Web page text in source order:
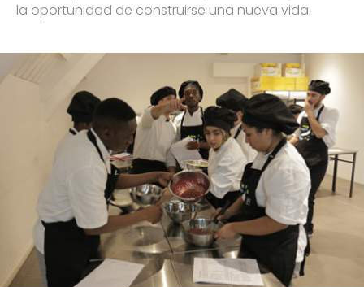
la oportunidad de construirse una nueva vida.